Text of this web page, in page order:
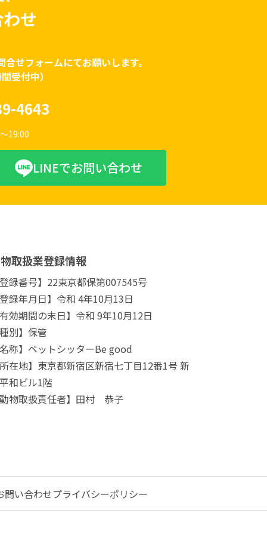
せ
せフォームにてお願いします。
受付中）
4643
19:00
LINEでお問い合わせ
取扱業登録情報
録番号】22東京都保第007545号
録年月日】令和 4年10月13日
効期間の末日】令和 9年10月12日
別】保管
称】ペットシッターBe good
在地】東京都新宿区新宿七丁目12番1号 新
和ビル1階
物取扱責任者】田村 恭子
問い合わせプライバシーポリシー